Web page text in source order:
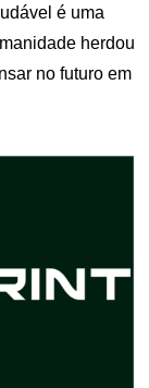
é uma
herdou
no futuro em